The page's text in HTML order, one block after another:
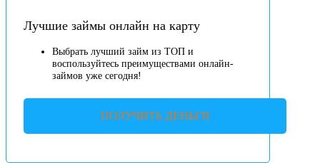
Лучшие займы онлайн на карту
Выбрать лучший займ из ТОП и
воспользуйтесь преимуществами онлайн-
займов уже сегодня!
ПОЛУЧИТЬ ДЕНЬГИ